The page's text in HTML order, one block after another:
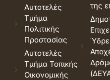
Αυτοτελές
Τμήμα
Πολιτικής
Προστασίας
Αυτοτελές
Τμήμα Τοπικής
Οικονομικής
της